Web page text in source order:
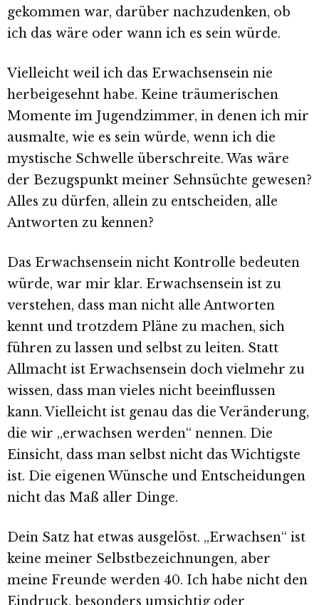
gekommen war, darüber nachzudenken, ob
ich das wäre oder wann ich es sein würde.
Vielleicht weil ich das Erwachsensein nie
herbeigesehnt habe. Keine träumerischen
Momente im Jugendzimmer, in denen ich mir
ausmalte, wie es sein würde, wenn ich die
mystische Schwelle überschreite. Was wäre
der Bezugspunkt meiner Sehnsüchte gewesen?
Alles zu dürfen, allein zu entscheiden, alle
Antworten zu kennen?
Das Erwachsensein nicht Kontrolle bedeuten
würde, war mir klar. Erwachsensein ist zu
verstehen, dass man nicht alle Antworten
kennt und trotzdem Pläne zu machen, sich
führen zu lassen und selbst zu leiten. Statt
Allmacht ist Erwachsensein doch vielmehr zu
wissen, dass man vieles nicht beeinflussen
kann. Vielleicht ist genau das die Veränderung,
die wir „erwachsen werden“ nennen. Die
Einsicht, dass man selbst nicht das Wichtigste
ist. Die eigenen Wünsche und Entscheidungen
nicht das Maß aller Dinge.
Dein Satz hat etwas ausgelöst. „Erwachsen“ ist
keine meiner Selbstbezeichnungen, aber
meine Freunde werden 40. Ich habe nicht den
Eindruck, besonders umsichtig oder